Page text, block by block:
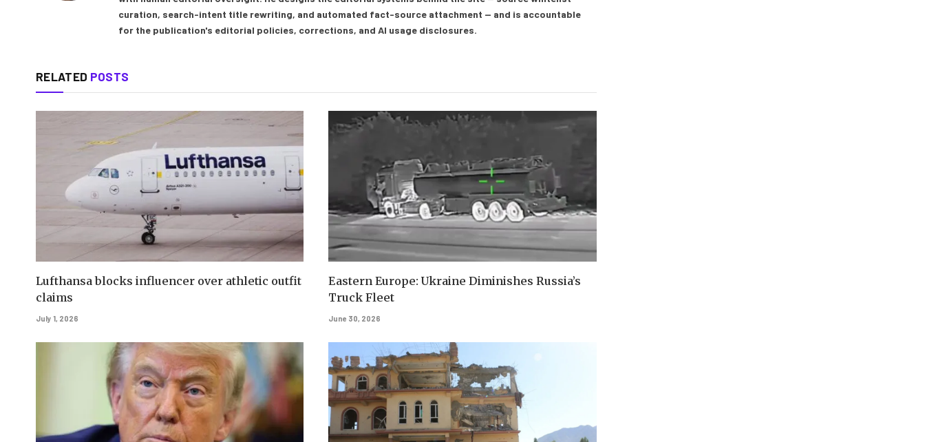
curation, search-intent title rewriting, and automated fact-source attachment — and is accountable
for the publication's editorial policies, corrections, and AI usage disclosures.
RELATED POSTS
Lufthansa blocks influencer over athletic outfit
claims
July 1, 2026
Eastern Europe: Ukraine Diminishes Russia’s
Truck Fleet
June 30, 2026